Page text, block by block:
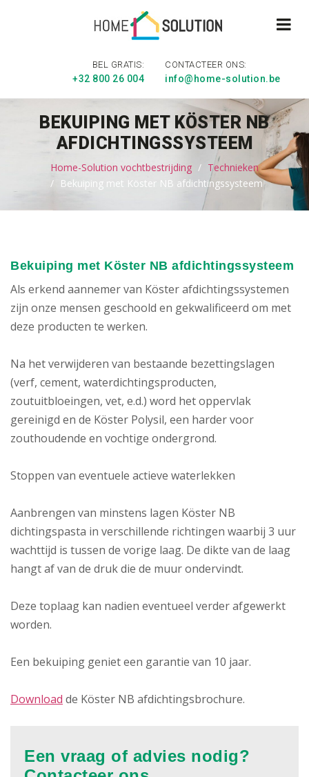
BEL GRATIS:
+32 800 26 004
CONTACTEER ONS:
info@home-solution.be
BEKUIPING MET KÖSTER NB
AFDICHTINGSSYSTEEM
Home-Solution vochtbestrijding
Technieken
Bekuiping met Köster NB afdichtingssysteem
Bekuiping met Köster NB afdichtingssysteem
Als erkend aannemer van Köster afdichtingssystemen
zijn onze mensen geschoold en gekwalificeerd om met
deze producten te werken.
Na het verwijderen van bestaande bezettingslagen
(verf, cement, waterdichtingsproducten,
zoutuitbloeingen, vet, e.d.) word het oppervlak
gereinigd en de Köster Polysil, een harder voor
zouthoudende en vochtige ondergrond.
Stoppen van eventuele actieve waterlekken
Aanbrengen van minstens lagen Köster NB
dichtingspasta in verschillende richtingen waarbij 3 uur
wachttijd is tussen de vorige laag. De dikte van de laag
hangt af van de druk die de muur ondervindt.
Deze toplaag kan nadien eventueel verder afgewerkt
worden.
Een bekuiping geniet een garantie van 10 jaar.
Download de Köster NB afdichtingsbrochure.
Een vraag of advies nodig?